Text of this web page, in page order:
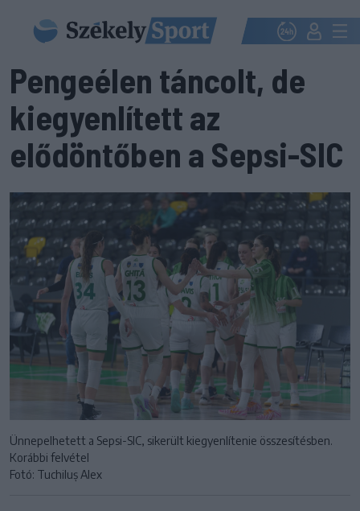
Pengeélen táncolt, de
kiegyenlített az
elődöntőben a Sepsi-SIC
Ünnepelhetett a Sepsi-SIC, sikerült kiegyenlítenie összesítésben.
Korábbi felvétel
Fotó: Tuchiluș Alex